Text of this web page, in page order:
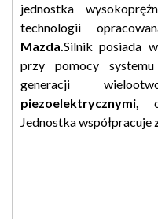
jednostka
technologii
Mazda.Silnik posiada
przy pomocy
generacji
piezoelektrycznymi,
Jednostka współpracuje